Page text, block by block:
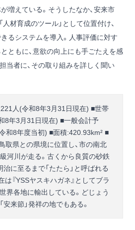
増えている。そうしたなか、安来市
材育成のツール」として位置付け、
るシステムを導入。人事評価に対す
ともに、意欲の向上にも手ごたえを感
当者に、その取り組みを詳しく聞い
人(令和8年3月31日現在) ■世帯
8年3月31日現在) ■一般会計予
和8年度当初) ■面積:420.93km² ■
取県との県境に位置し、市の南北
河川が走る。古くから良質の砂鉄
に至るまで「たたら」と呼ばれる
は『YSSヤスキハガネ』としてブラ
界各地に輸出している。どじょう
来節」発祥の地でもある。